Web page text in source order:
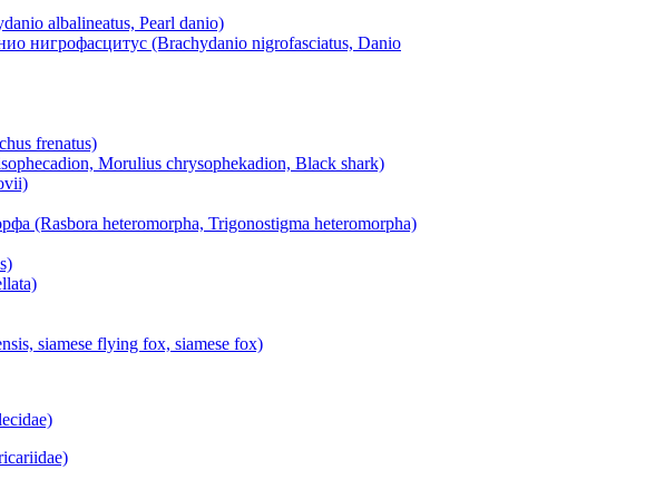
albalineatus, Pearl danio)
нигрофасцитус (Brachydanio nigrofasciatus, Danio
frenatus)
Morulius chrysophekadion, Black shark)
(Rasbora heteromorpha, Trigonostigma heteromorpha)
siamese flying fox, siamese fox)